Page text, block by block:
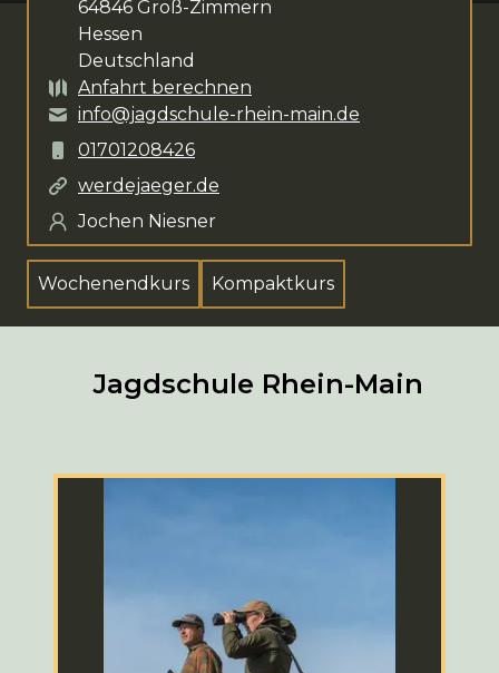
64846 Groß-Zimmern
Hessen
Deutschland
Anfahrt berechnen
info@jagdschule-rhein-main.de
01701208426
werdejaeger.de
Jochen Niesner
Wochenendkurs Kompaktkurs
Jagdschule Rhein-Main